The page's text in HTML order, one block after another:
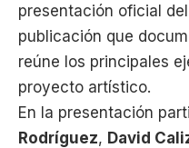
presentación oficial
publicación que
reúne los principales
proyecto artístico.
En la presentación
Rodríguez, David